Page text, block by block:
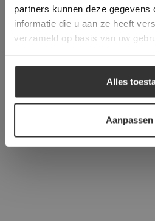
partners kunnen deze gegevens
informatie die u aan ze heeft
verzameld op basis van uw
Alles
Aanpassen
verder
ALLES
ALLES
DETAILS